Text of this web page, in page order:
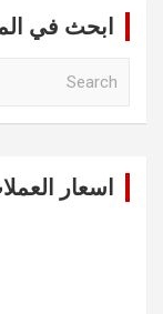
ابحث في
اسعار